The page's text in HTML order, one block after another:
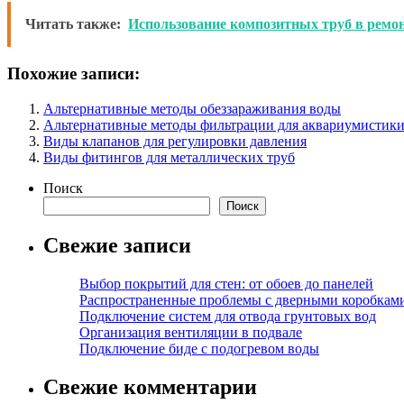
Читать также: Использование композитных труб в
Похожие записи:
Альтернативные методы обеззараживания воды
Альтернативные методы фильтрации для аквариумистики
Виды клапанов для регулировки давления
Виды фитингов для металлических труб
Поиск
Поиск
Свежие записи
Выбор покрытий для стен: от обоев до панелей
Распространенные проблемы с дверными
Подключение систем для отвода грунтовых вод
Организация вентиляции в подвале
Подключение биде с подогревом воды
Свежие комментарии